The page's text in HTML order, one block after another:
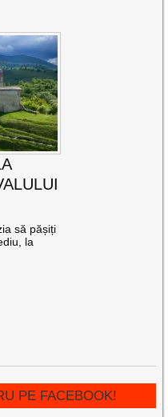
să pășiți
la
PE FACEBOOK!